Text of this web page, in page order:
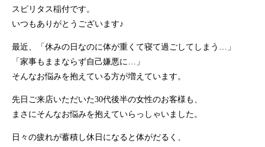
スピリタス稲付です。
いつもありがとうございます♪
最近、「休みの日なのに体が重くて寝て過ごしてしまう…」
「家事もままならず自己嫌悪に…」
そんなお悩みを抱えている方が増えています。
先日ご来店いただいた30代後半の女性のお客様も、
まさにそんなお悩みを抱えていらっしゃいました。
日々の疲れが蓄積し休日になると体がだるく、